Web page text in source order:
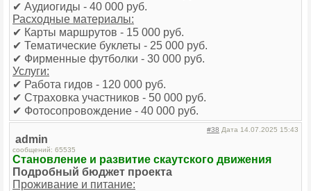
✔ Аудиогиды - 40 000 руб.
Расходные материалы:
✔ Карты маршрутов - 15 000 руб.
✔ Тематические буклеты - 25 000 руб.
✔ Фирменные футболки - 30 000 руб.
Услуги:
✔ Работа гидов - 120 000 руб.
✔ Страховка участников - 50 000 руб.
✔ Фотосопровождение - 40 000 руб.
#38 Дата 14.07.2025 15:43
admin
сообщений: 65535
Становление и развитие скаутского движения
Подробный бюджет проекта
Проживание и питание: